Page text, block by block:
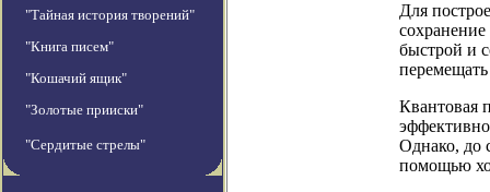
"Тайная история творений"
"Книга писем"
"Кошачий ящик"
"Золотые прииски"
"Сердитые стрелы"
Для
быстрой и
Квантовая
Однако, до
помощью